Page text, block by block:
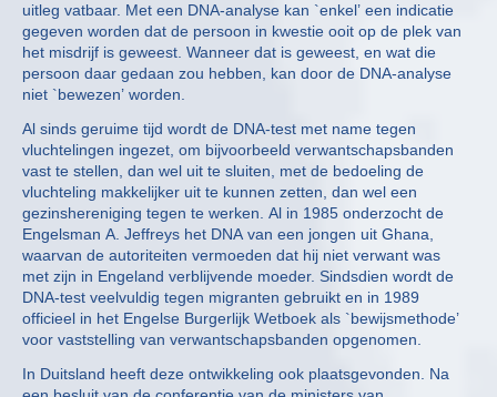
uitleg vatbaar. Met een DNA-analyse kan `enkel’ een indicatie
gegeven worden dat de persoon in kwestie ooit op de plek van
het misdrijf is geweest. Wanneer dat is geweest, en wat die
persoon daar gedaan zou hebben, kan door de DNA-analyse
niet `bewezen’ worden.
Al sinds geruime tijd wordt de DNA-test met name tegen
vluchtelingen ingezet, om bijvoorbeeld verwantschapsbanden
vast te stellen, dan wel uit te sluiten, met de bedoeling de
vluchteling makkelijker uit te kunnen zetten, dan wel een
gezinshereniging tegen te werken. Al in 1985 onderzocht de
Engelsman A. Jeffreys het DNA van een jongen uit Ghana,
waarvan de autoriteiten vermoeden dat hij niet verwant was
met zijn in Engeland verblijvende moeder. Sindsdien wordt de
DNA-test veelvuldig tegen migranten gebruikt en in 1989
officieel in het Engelse Burgerlijk Wetboek als `bewijsmethode’
voor vaststelling van verwantschapsbanden opgenomen.
In Duitsland heeft deze ontwikkeling ook plaatsgevonden. Na